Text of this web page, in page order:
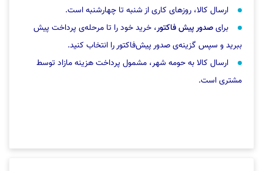
ارسال کالا، روزهای کاری از شنبه تا چهارشنبه است.
برایصدور پیش فاکتور، خرید خود را تا مرحله‌ی پرداخت پیش
ببرید و سپس گزینه‌ی صدور پیش‌فاکتور را انتخاب کنید.
ارسال کالا به حومه شهر، مشمول پرداخت هزینه مازاد توسط
مشتری است.